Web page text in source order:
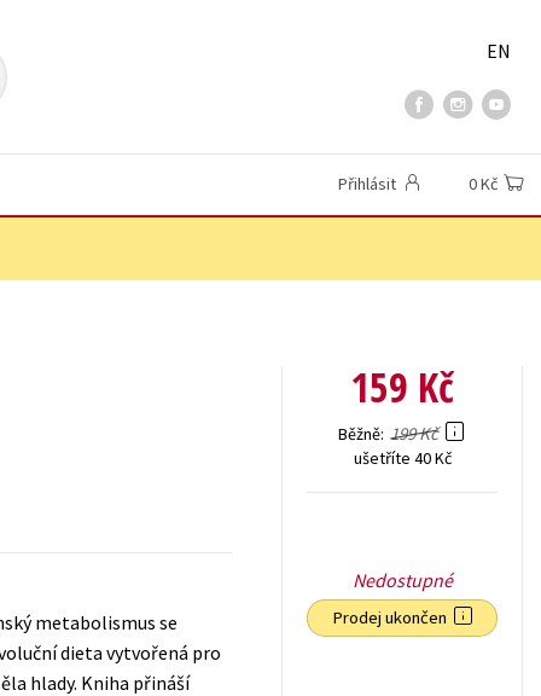
EN
Přihlásit 0 Kč
metabolismus se
dieta vytvořená pro
hlady. Kniha přináší
159 Kč
Běžně 199 Kč
ušetříte 40 Kč
Nedostupné
Prodej ukončen